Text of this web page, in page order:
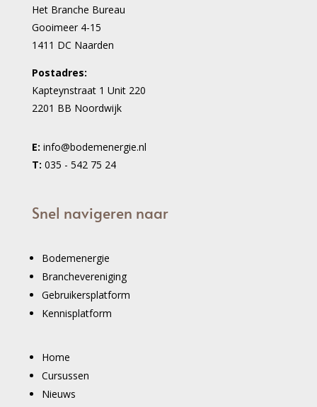
Het Branche Bureau
Gooimeer 4-15
1411 DC Naarden
Postadres:
Kapteynstraat 1 Unit 220
2201 BB Noordwijk
E: info@bodemenergie.nl
T: 035 - 542 75 24
Snel navigeren naar
Bodemenergie
Branchevereniging
Gebruikersplatform
Kennisplatform
Home
Cursussen
Nieuws